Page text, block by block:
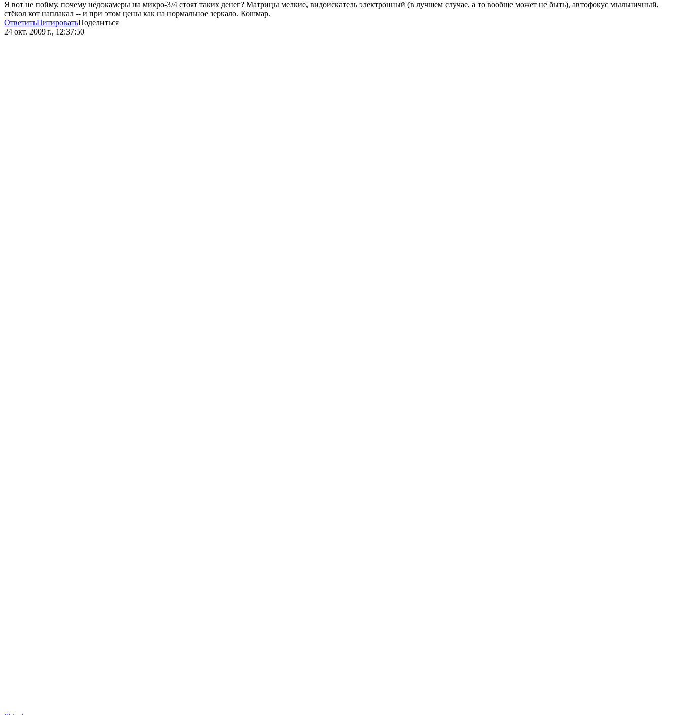
Я вот не пойму, почему недокамеры на микро-3/4 стоят таких денег? Матрицы мелкие, видоискатель электронный (в лучшем случае, а то вообще может не быть), автофокус мыльничный,
стёкол кот наплакал -- и при этом цены как на нормальное зеркало. Кошмар.
ОтветитьЦитироватьПоделиться
24 окт. 2009 г., 12:37:50